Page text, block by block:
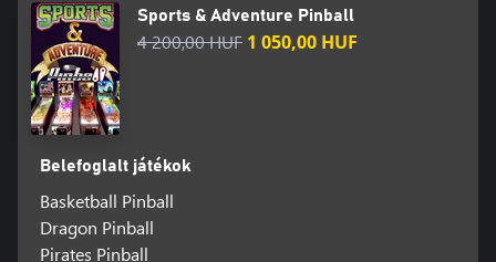
Sports & Adventure Pinball
4 200,00 HUF 1 050,00 HUF
Belefoglalt játékok
Basketball Pinball
Dragon Pinball
Pirates Pinball